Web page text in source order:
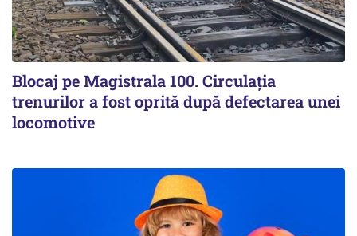
Blocaj pe Magistrala 100. Circulația
trenurilor a fost oprită după defectarea unei
locomotive